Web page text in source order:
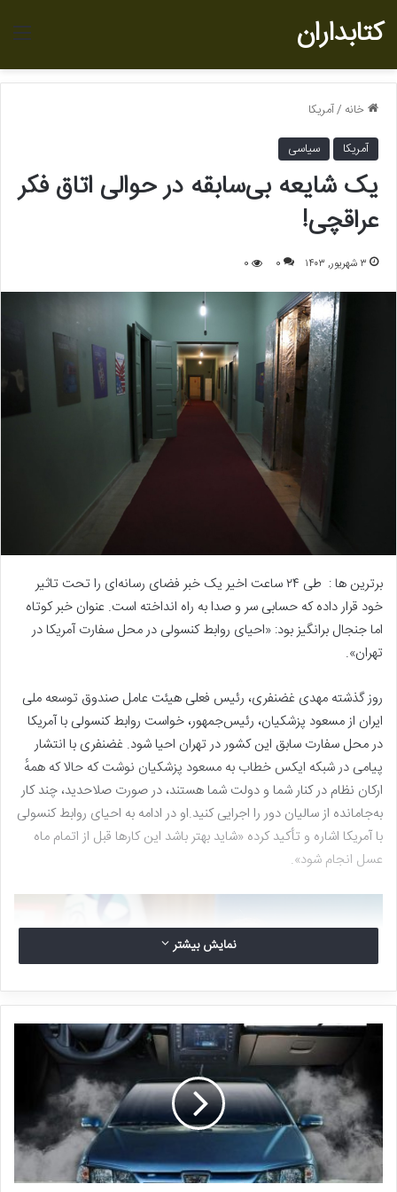
کتابداران
خانه /آمریکا
آمریکا
سیاسی
یک شایعه بی‌سابقه در حوالی اتاق فکر
عراقچی!
۳ شهریور, ۱۴۰۳ 0
0
برترین ها : طی ۲۴ ساعت اخیر یک خبر فضای رسانه‌ای را تحت تاثیر
خود قرار داده که حسابی سر و صدا به راه انداخته است. عنوان خبر کوتاه
اما جنجال برانگیز بود: «احیای روابط کنسولی در محل سفارت آمریکا در
تهران».
روز گذشته مهدی غضنفری، رئیس فعلی هیئت عامل صندوق توسعه ملی
ایران از مسعود پزشکیان، رئیس‌جمهور، خواست روابط کنسولی با آمریکا
در محل سفارت سابق این کشور در تهران احیا شود. غضنفری با انتشار
پیامی در شبکه ایکس خطاب به مسعود پزشکیان نوشت که حالا که همهٔ
ارکان نظام در کنار شما و دولت شما هستند، در صورت صلاحدید، چند کار
به‌جامانده از سالیان دور را اجرایی کنید.او در ادامه به احیای روابط کنسولی
با آمریکا اشاره و تأکید کرده «شاید بهتر باشد این کارها قبل از اتمام ماه
عسل انجام شود».
غضنفری که سابقه وزارت در دولت محمود احمدی‌نژاد را هم دارد، توصیهٔ
خود را «یک کار کوچک در حوزه سیاست خارجی» خوانده و حمله به
نمایش بیشتر